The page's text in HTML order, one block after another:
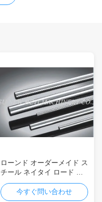
ローンド オーダーメイド ス
チール ネイタイ ロード ハ
ード クロム プラテッド メ
タル ロード CK45 ST52
今すぐ問い合わせ